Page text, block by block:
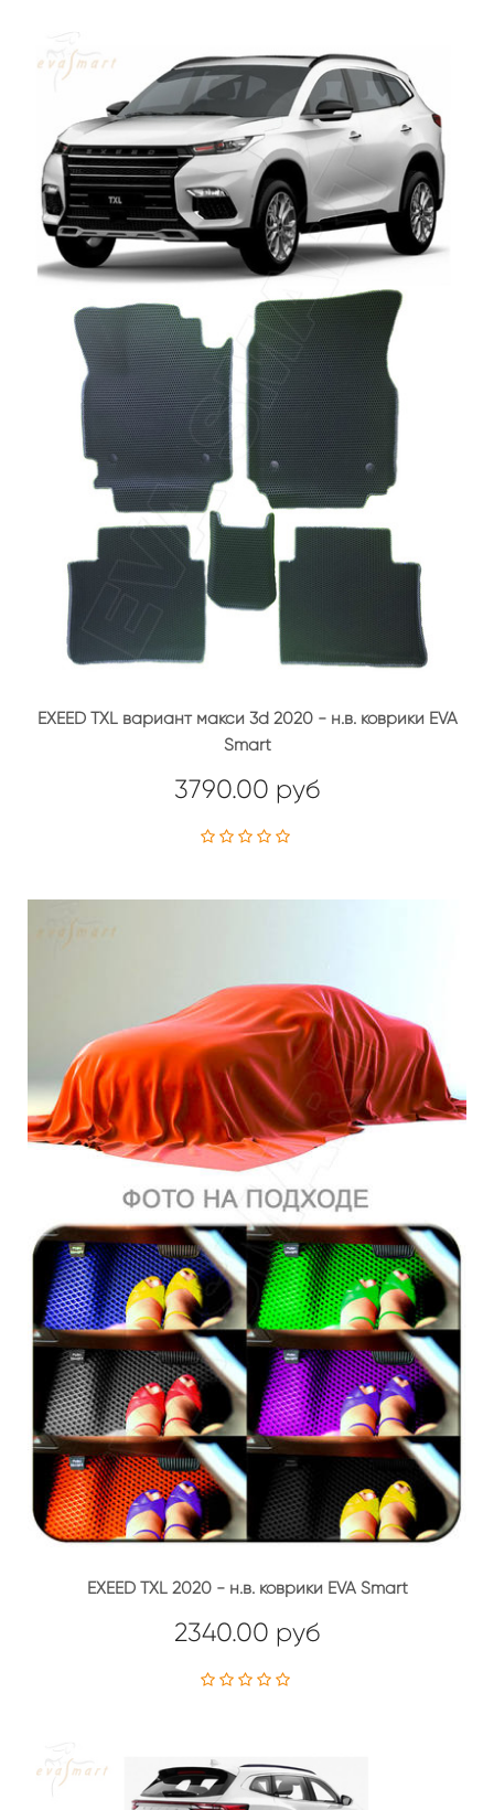
EXEED TXL вариант макси 3d 2020 - н.в. коврики EVA
Smart
3790.00 руб
EXEED TXL 2020 - н.в. коврики EVA Smart
2340.00 руб